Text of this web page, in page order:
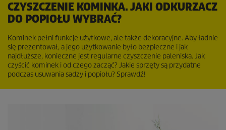
CZYSZCZENIE KOMINKA. JAKI ODKURZACZ
DO POPIOŁU WYBRAĆ?
Kominek pełni funkcje użytkowe, ale także dekoracyjne. Aby ładnie
się prezentował, a jego użytkowanie było bezpieczne i jak
najdłuższe, konieczne jest regularne czyszczenie paleniska. Jak
czyścić kominek i od czego zacząć? Jakie sprzęty są przydatne
podczas usuwania sadzy i popiołu? Sprawdź!